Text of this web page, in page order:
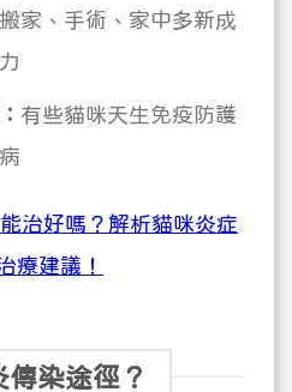
家、手術、家中多新成
有些貓咪天生免疫防護
治好嗎？解析貓咪炎症
療建議！
傳染途徑？